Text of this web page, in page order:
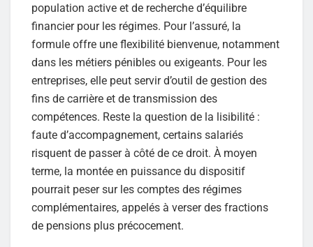
population active et de recherche d’équilibre
financier pour les régimes. Pour l’assuré, la
formule offre une flexibilité bienvenue, notamment
dans les métiers pénibles ou exigeants. Pour les
entreprises, elle peut servir d’outil de gestion des
fins de carrière et de transmission des
compétences. Reste la question de la lisibilité :
faute d’accompagnement, certains salariés
risquent de passer à côté de ce droit. À moyen
terme, la montée en puissance du dispositif
pourrait peser sur les comptes des régimes
complémentaires, appelés à verser des fractions
de pensions plus précocement.